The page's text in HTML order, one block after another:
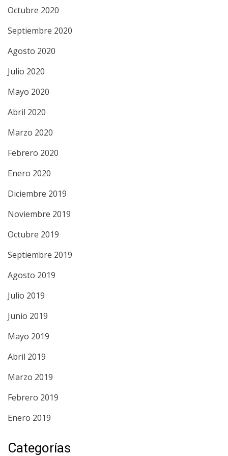
Octubre 2020
Septiembre 2020
Agosto 2020
Julio 2020
Mayo 2020
Abril 2020
Marzo 2020
Febrero 2020
Enero 2020
Diciembre 2019
Noviembre 2019
Octubre 2019
Septiembre 2019
Agosto 2019
Julio 2019
Junio 2019
Mayo 2019
Abril 2019
Marzo 2019
Febrero 2019
Enero 2019
Categorías